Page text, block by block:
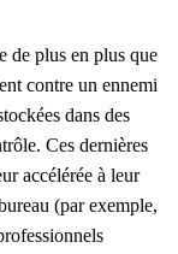
de plus en plus que
contre un ennemi
dans des
Ces dernières
accélérée à leur
(par exemple,